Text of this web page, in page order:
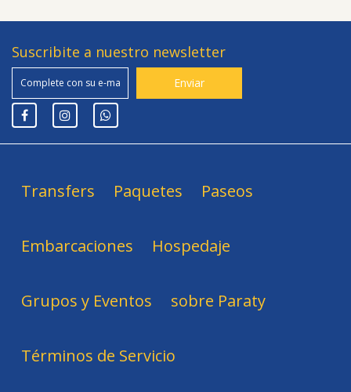
Suscribite a nuestro newsletter
Transfers Paquetes Paseos
Embarcaciones Hospedaje
Grupos y Eventos sobre Paraty
Términos de Servicio